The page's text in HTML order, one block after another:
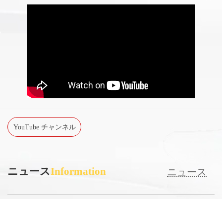
YouTube チャンネル
ニュースInformation ニュース